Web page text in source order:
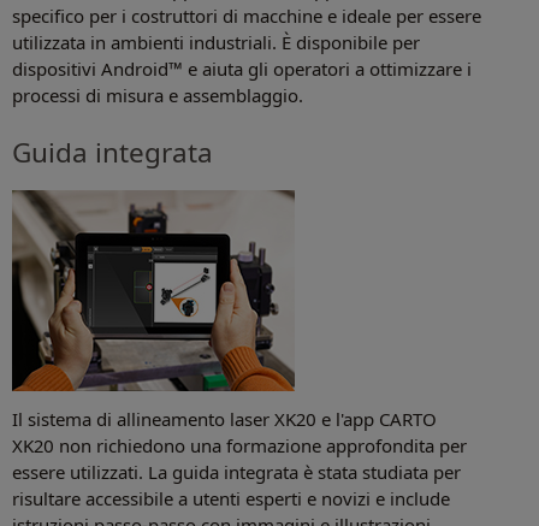
specifico per i costruttori di macchine e ideale per essere
utilizzata in ambienti industriali. È disponibile per
dispositivi Android™ e aiuta gli operatori a ottimizzare i
processi di misura e assemblaggio.
Guida integrata
Il sistema di allineamento laser XK20 e l'app CARTO
XK20 non richiedono una formazione approfondita per
essere utilizzati. La guida integrata è stata studiata per
risultare accessibile a utenti esperti e novizi e include